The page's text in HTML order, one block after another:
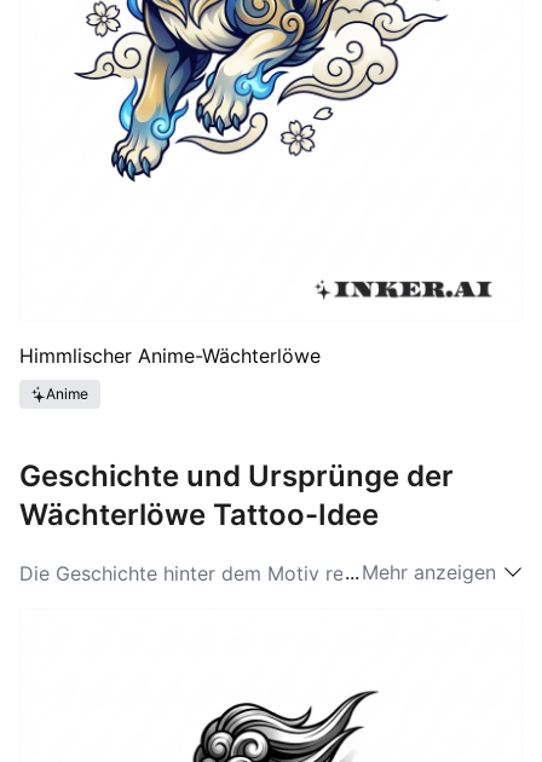
Himmlischer Anime-Wächterlöwe
Anime
Geschichte und Ursprünge der
Wächterlöwe Tattoo-Idee
Die Geschichte hinter dem Motiv reicht zurück in die
Architektur stammend, wurden sie in Europa oft als
exotische Skulpturen wahrgenommen und später von
Tattoo-Künstlern adaptiert. Wenn man nach
... Mehr anzeigen